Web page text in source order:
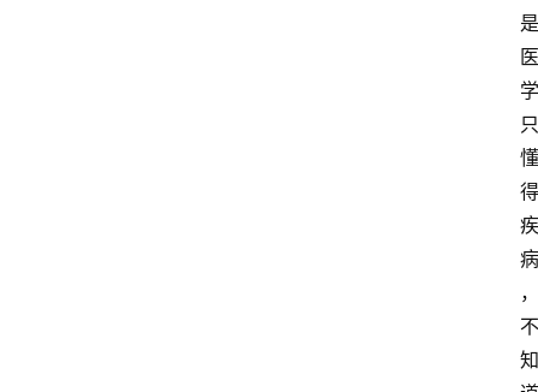
是
医
学
只
懂
得
疾
病
，
不
知